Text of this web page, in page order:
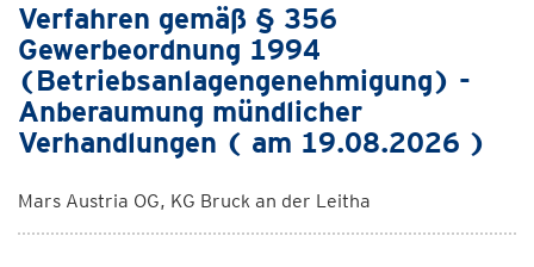
Verfahren gemäß § 356
Gewerbeordnung 1994
(Betriebsanlagengenehmigung) -
Anberaumung mündlicher
Verhandlungen ( am 19.08.2026 )
Mars Austria OG, KG Bruck an der Leitha